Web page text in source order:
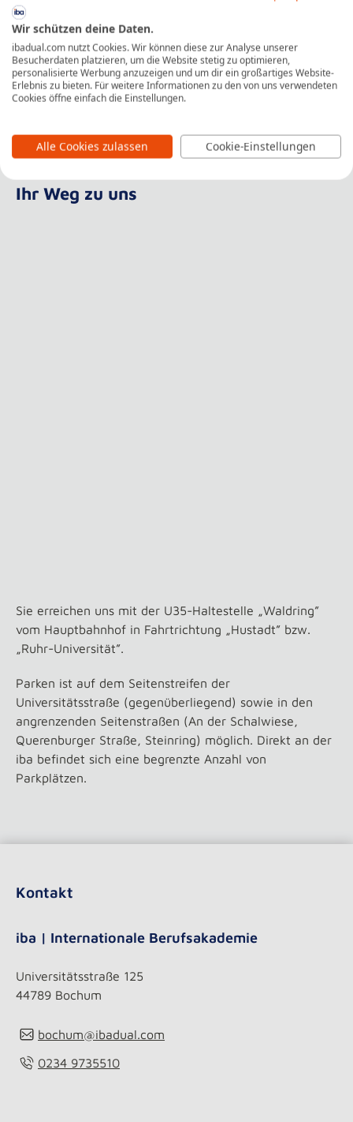
+ Moderne Ausstattung und individuelle Leistungen
+ WLAN im gesamten Gebäude
+ Moderne Küche mit Lounge
+ Gute Verkehrsanbindung
Ihr Weg zu uns
Sie erreichen uns mit der U35-Haltestelle „Waldring”
vom Hauptbahnhof in Fahrtrichtung „Hustadt” bzw.
„Ruhr-Universität”.
Parken ist auf dem Seitenstreifen der
Universitätsstraße (gegenüberliegend) sowie in den
angrenzenden Seitenstraßen (An der Schalwiese,
Querenburger Straße, Steinring) möglich. Direkt an der
iba befindet sich eine begrenzte Anzahl von
Parkplätzen.
Kontakt
iba | Internationale Berufsakademie
Universitätsstraße 125
44789 Bochum
bochum@ibadual.com
0234 9735510
Wir schützen deine Daten.
ibadual.com nutzt Cookies. Wir können diese zur Analyse unserer
Besucherdaten platzieren, um die Website stetig zu optimieren,
personalisierte Werbung anzuzeigen und um dir ein großartiges Website-
Erlebnis zu bieten. Für weitere Informationen zu den von uns verwendeten
Cookies öffne einfach die Einstellungen.
Alle Cookies zulassen Cookie-Einstellungen